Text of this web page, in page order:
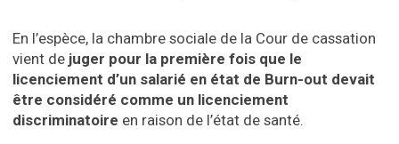
En l’espèce, la chambre sociale de la Cour de cassation
vient de juger pour la première fois que le
licenciement d’un salarié en état de Burn-out devait
être considéré comme un licenciement
discriminatoire en raison de l’état de santé.